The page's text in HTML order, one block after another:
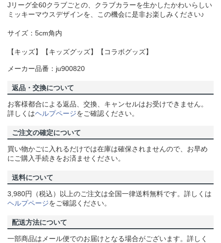
Jリーグ全60クラブごとの、クラブカラーを生かしたかわいらしい
ミッキーマウスデザインを、この機会に是非お楽しみください♪
サイズ：5cm角内
【キッズ】【キッズグッズ】【コラボグッズ】
メーカー品番：ju900820
返品・交換について
お客様都合による返品、交換、キャンセルはお受けできません。
詳しくはヘルプページをご確認ください。
ご注文の確定について
買い物かごに入れるだけでは在庫は確保されませんので、お早め
にご購入手続きをお済ませください。
送料について
3,980円（税込）以上のご注文は全国一律送料無料です。詳しくは
ヘルプページをご確認ください。
配送方法について
一部商品はメール便でのお届けとなる場合がございます。詳しく